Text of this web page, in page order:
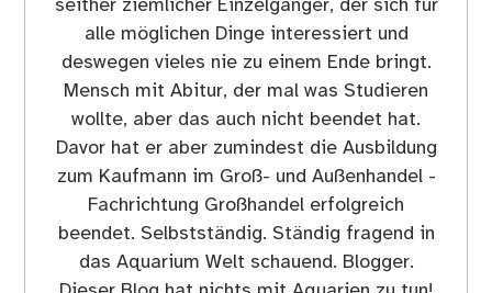
seither ziemlicher Einzelgänger, der sich für
alle möglichen Dinge interessiert und
deswegen vieles nie zu einem Ende bringt.
Mensch mit Abitur, der mal was Studieren
wollte, aber das auch nicht beendet hat.
Davor hat er aber zumindest die Ausbildung
zum Kaufmann im Groß- und Außenhandel -
Fachrichtung Großhandel erfolgreich
beendet. Selbstständig. Ständig fragend in
das Aquarium Welt schauend. Blogger.